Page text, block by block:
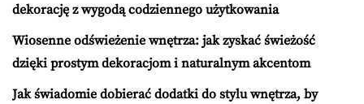
dekorację z wygodą codziennego użytkowania
Wiosenne odświeżenie wnętrza: jak zyskać świeżość
dzięki prostym dekoracjom i naturalnym akcentom
Jak świadomie dobierać dodatki do stylu wnętrza, by